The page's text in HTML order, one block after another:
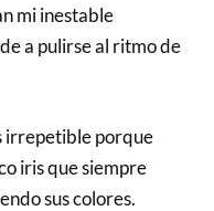
mi inestable
a pulirse al ritmo de
irrepetible porque
iris que siempre
sus colores.